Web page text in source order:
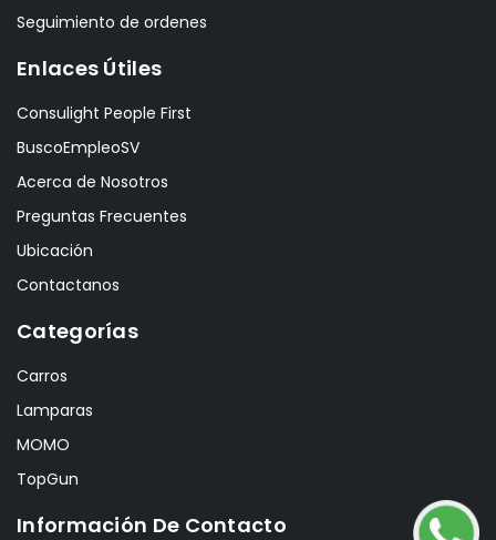
Seguimiento de ordenes
Enlaces Útiles
Consulight People First
BuscoEmpleoSV
Acerca de Nosotros
Preguntas Frecuentes
Ubicación
Contactanos
Categorías
Carros
Lamparas
MOMO
TopGun
Información De Contacto